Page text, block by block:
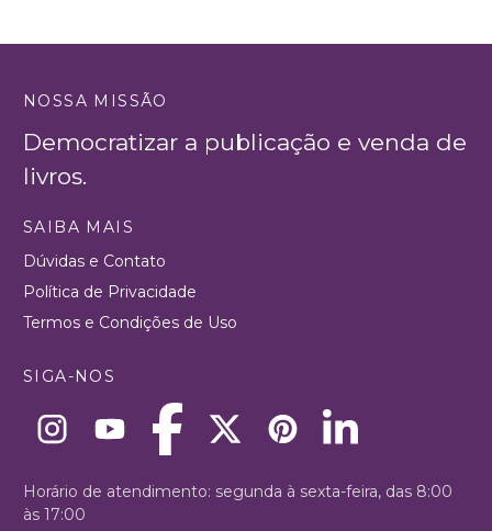
NOSSA MISSÃO
Democratizar a publicação e venda de
livros.
SAIBA MAIS
Dúvidas e Contato
Política de Privacidade
Termos e Condições de Uso
SIGA-NOS
Horário de atendimento: segunda à sexta-feira, das 8:00
às 17:00